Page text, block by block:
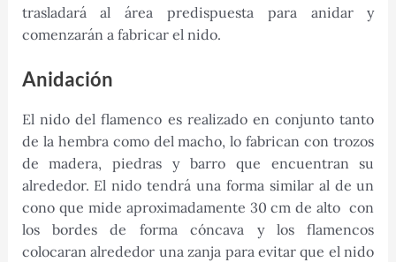
trasladará al área predispuesta para anidar y
comenzarán a fabricar el nido.
Anidación
El nido del flamenco es realizado en conjunto tanto
de la hembra como del macho, lo fabrican con trozos
de madera, piedras y barro que encuentran su
alrededor. El nido tendrá una forma similar al de un
cono que mide aproximadamente 30 cm de alto con
los bordes de forma cóncava y los flamencos
colocaran alrededor una zanja para evitar que el nido